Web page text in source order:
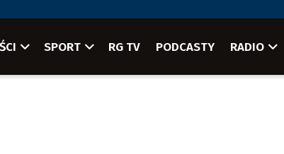
SPORT RG TV PODCASTY RADIO